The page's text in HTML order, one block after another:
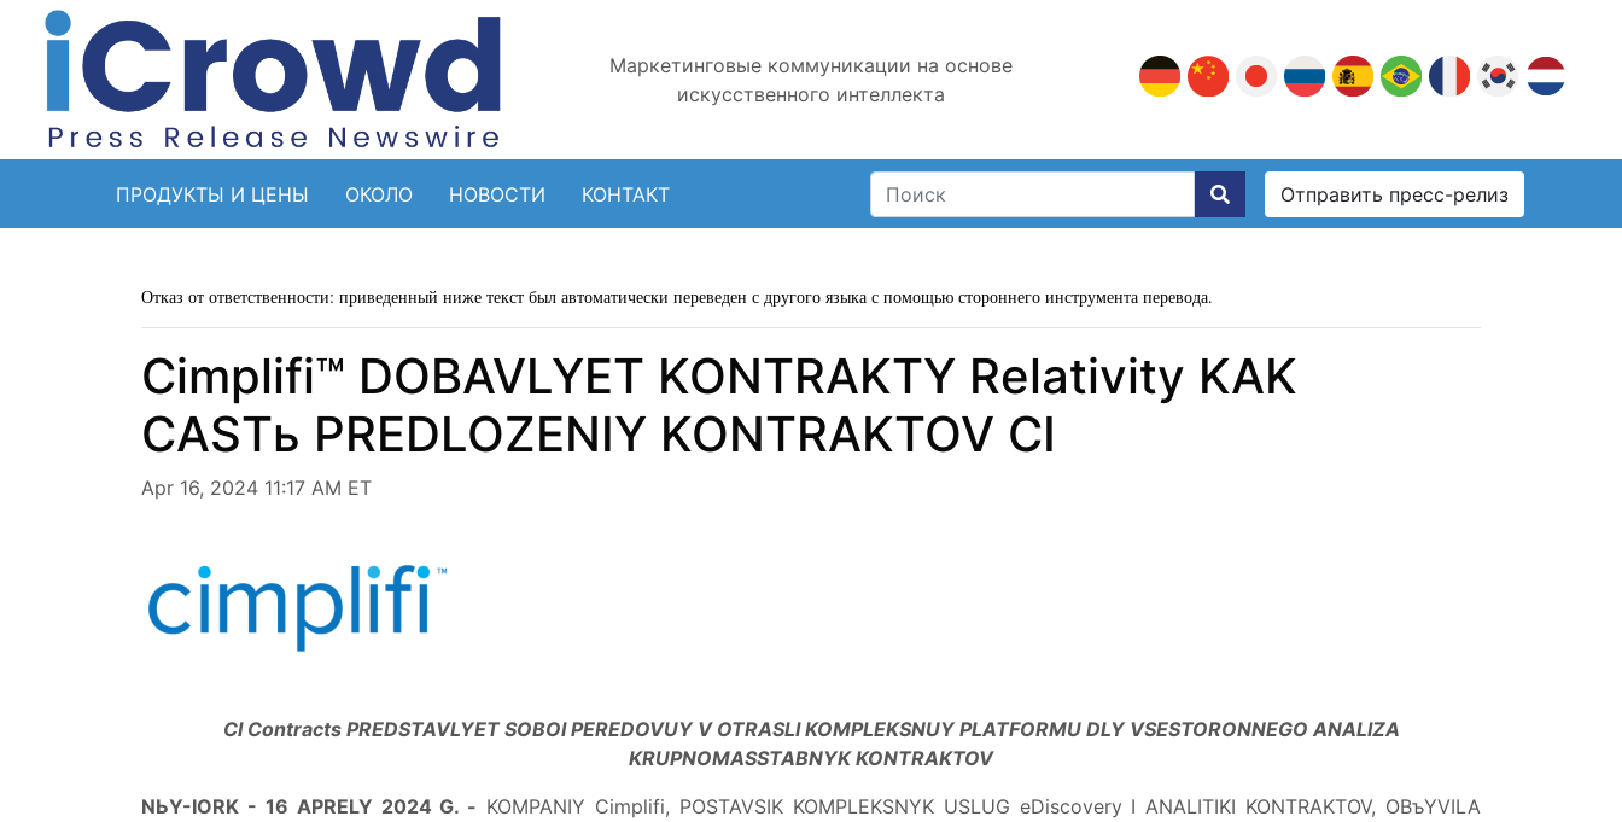
Маркетинговые коммуникации на основе
искусственного интеллекта
ПРОДУКТЫ И ЦЕНЫ ОКОЛО НОВОСТИ КОНТАКТ Отправить пресс-релиз
Отказ от ответственности: приведенный ниже текст был автоматически переведен с другого языка с помощью стороннего инструмента перевода.
Cimplifi™ DOBAVLYET KONTRAKTY Relativity KAK
CASTь PREDLOZENIY KONTRAKTOV CI
Apr 16, 2024 11:17 AM ET
CI Contracts PREDSTAVLYET SOBOI PEREDOVUY V OTRASLI KOMPLEKSNUY PLATFORMU DLY VSESTORONNEGO ANALIZA
KRUPNOMASSTABNYK KONTRAKTOV
NЬY-IORK - 16 APRELY 2024 G. - KOMPANIY Cimplifi, POSTAVSIK KOMPLEKSNYK USLUG eDiscovery I ANALITIKI KONTRAKTOV, OBъYVILA